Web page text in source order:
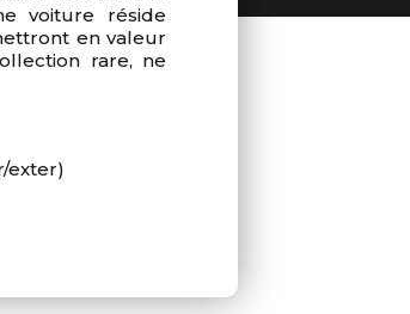
voiture réside
en valeur
rare, ne
exter)